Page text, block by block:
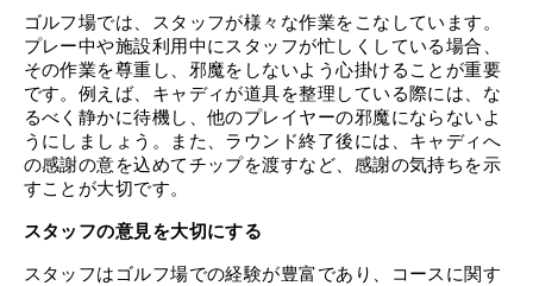
ゴルフ場では、スタッフが様々な作業をこなしています。
プレー中や施設利用中にスタッフが忙しくしている場合、
その作業を尊重し、邪魔をしないよう心掛けることが重要
です。例えば、キャディが道具を整理している際には、な
るべく静かに待機し、他のプレイヤーの邪魔にならないよ
うにしましょう。また、ラウンド終了後には、キャディへ
の感謝の意を込めてチップを渡すなど、感謝の気持ちを示
すことが大切です。
スタッフの意見を大切にする
スタッフはゴルフ場での経験が豊富であり、コースに関す